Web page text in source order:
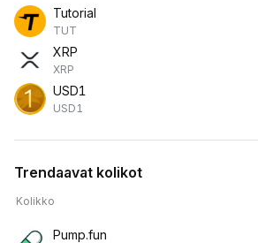
Tutorial
TUT
XRP
XRP
USD1
USD1
Trendaavat kolikot
Kolikko
Pump.fun